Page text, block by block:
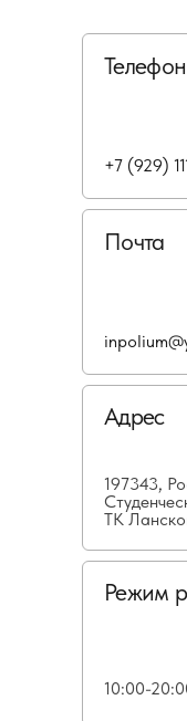
Телефон
Почта
Адрес
197343,
ТК
Режим
10:00-
+7 (929)